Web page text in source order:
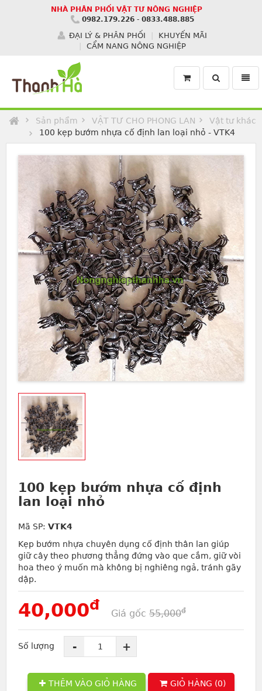
NHÀ PHÂN PHỐI VẬT TƯ NÔNG NGHIỆP
0982.179.226 - 0833.488.885
ĐẠI LÝ & PHÂN PHỐI
KHUYẾN MÃI
CẨM NANG NÔNG NGHIỆP
Toggle
search
Sản phẩm VẬT TƯ CHO PHONG LAN
Vật tư khác
100 kẹp bướm nhựa cố định lan loại nhỏ - VTK4
100 kẹp bướm nhựa cố định
lan loại nhỏ
Mã SP: VTK4
Kẹp bướm nhựa chuyên dụng cố định thân lan giúp
giữ cây theo phương thẳng đứng vào que cắm, giữ vòi
hoa theo ý muốn mà không bị nghiêng ngả, tránh gãy
dập.
40,000đ
Giá gốc 55,000đ
Số lượng - +
THÊM VÀO GIỎ HÀNG GIỎ HÀNG (0)